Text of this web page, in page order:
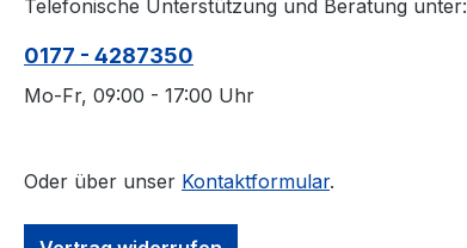
Telefonische Unterstützung und Beratung unter:
0177 - 4287350
Mo-Fr, 09:00 - 17:00 Uhr
Oder über unser Kontaktformular.